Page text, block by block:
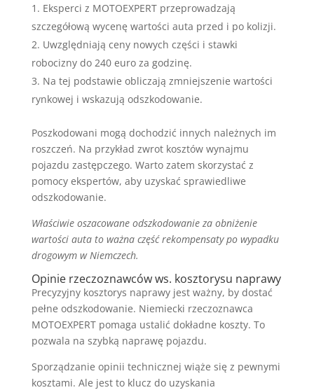
Eksperci z MOTOEXPERT przeprowadzają
szczegółową wycenę wartości auta przed i po kolizji.
Uwzględniają ceny nowych części i stawki
robocizny do 240 euro za godzinę.
Na tej podstawie obliczają zmniejszenie wartości
rynkowej i wskazują odszkodowanie.
Poszkodowani mogą dochodzić innych należnych im
roszczeń. Na przykład zwrot kosztów wynajmu
pojazdu zastępczego. Warto zatem skorzystać z
pomocy ekspertów, aby uzyskać sprawiedliwe
odszkodowanie.
Właściwie oszacowane odszkodowanie za obniżenie
wartości auta to ważna część rekompensaty po wypadku
drogowym w Niemczech.
Opinie rzeczoznawców ws. kosztorysu naprawy
Precyzyjny kosztorys naprawy jest ważny, by dostać
pełne odszkodowanie. Niemiecki rzeczoznawca
MOTOEXPERT pomaga ustalić dokładne koszty. To
pozwala na szybką naprawę pojazdu.
Sporządzanie opinii technicznej wiąże się z pewnymi
kosztami. Ale jest to klucz do uzyskania